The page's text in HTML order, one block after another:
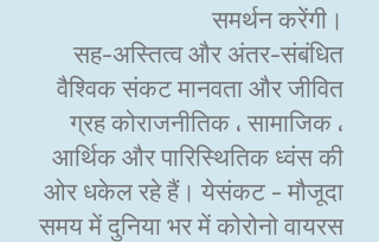
समर्थन करेंगी।
सह-अस्तित्व और अंतर-संबंधित
वैश्विक संकट मानवता और जीवित
ग्रह कोराजनीतिक ، सामाजिक ،
आर्थिक और पारिस्थितिक ध्वंस की
ओर धकेल रहे हैं। येसंकट - मौजूदा
समय में दुनिया भर में कोरोनो वायरस